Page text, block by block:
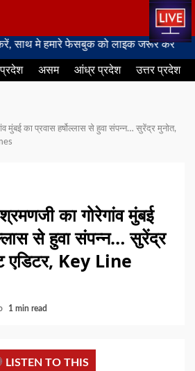
मे हमारे फेसबुक को लाइक जरूर करें
असम आंध्र प्रदेश उत्तर प्रदेश
मुंबई का प्रवास हर्षोल्लास से हुवा संपन्न… सुरेंद्र मुनोत,
का गोरेगांव मुंबई
से हुवा संपन्न… सुरेंद्र
एडिटर, Key Line
1 min read
LISTEN TO THIS